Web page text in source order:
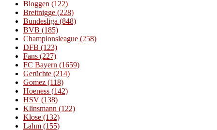
Bloggen (122)
Breitnigge (228)
Bundesliga (848)
BVB (185)
Championsleague (258)
DFB (123)
Fans (227)
FC Bayern (1659)
Gerüchte (214)
Gomez (118)
Hoeness (142)
HSV (138)
Klinsmann (122)
Klose (132)
Lahm (155)